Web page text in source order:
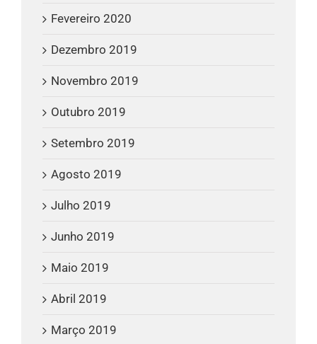
Fevereiro 2020
Dezembro 2019
Novembro 2019
Outubro 2019
Setembro 2019
Agosto 2019
Julho 2019
Junho 2019
Maio 2019
Abril 2019
Março 2019